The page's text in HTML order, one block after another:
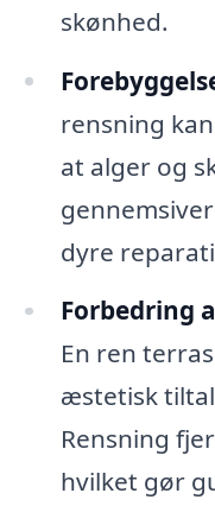
skønhed.
rensning
at alger og
dyre
Forbedring
En ren
æstetisk
Rensning
hvilket gør